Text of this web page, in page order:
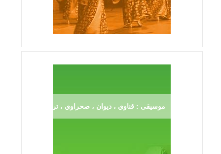
موسيقى : قناوي ، ديوان ، صحراوي ، ترڨية